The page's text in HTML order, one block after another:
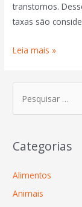
transtornos.
taxas são
Leia mais »
Categorias
Alimentos
Animais